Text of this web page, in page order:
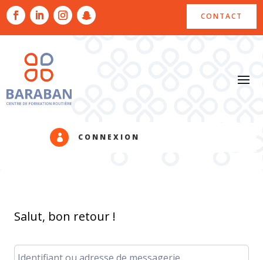
CONTACT
 CONNEXION
Salut, bon retour !